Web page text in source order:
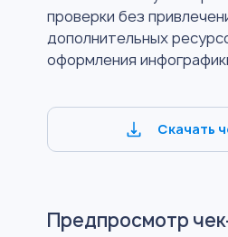
проверки без
дополнительных
оформления
Скачать
Предпросмотр